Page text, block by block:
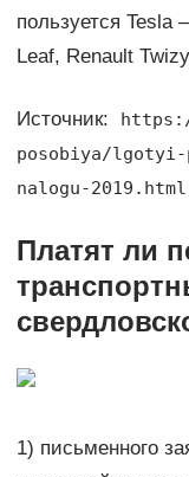
пользуется Tesla
Leaf, Renault
Источник:
posobiya/lgotyi-
nalogu-2019.html
Платят ли
1) письменного